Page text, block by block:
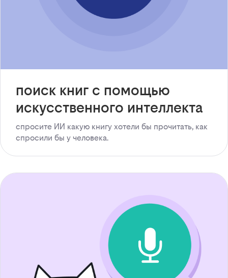
поиск книг с помощью
искусственного интеллекта
спросите ИИ какую книгу хотели бы прочитать, как
спросили бы у человека.